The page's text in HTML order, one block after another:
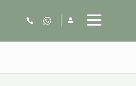
06.52.63.77.73